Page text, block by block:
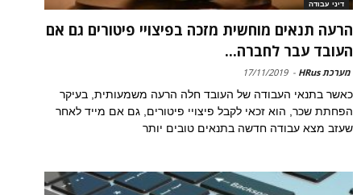
דיני עבודה
הרעה תנאים מוחשית מזכה בפיצויי פיטורים גם אם
העובד עבר לחברה...
מערכת HRus -
17/11/2019
כאשר בתנאי העבודה של העובד חלה הרעה משמעותית, בעיקר
הפחתת שכר, הוא זכאי לקבל פיצויי פיטורים, גם אם מייד לאחר
שעזב מצא עבודה חדשה בתנאים טובים יותר